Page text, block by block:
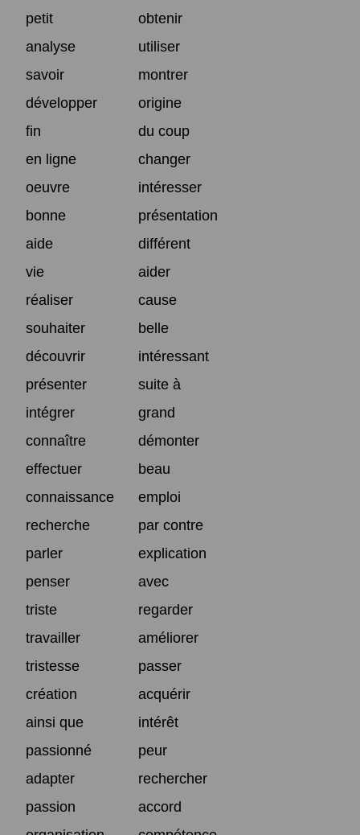
petit
obtenir
analyse
utiliser
savoir
montrer
développer
origine
fin
du coup
en ligne
changer
oeuvre
intéresser
bonne
présentation
aide
différent
vie
aider
réaliser
cause
souhaiter
belle
découvrir
intéressant
présenter
suite à
intégrer
grand
connaître
démonter
effectuer
beau
connaissance
emploi
recherche
par contre
parler
explication
penser
avec
triste
regarder
travailler
améliorer
tristesse
passer
création
acquérir
ainsi que
intérêt
passionné
peur
adapter
rechercher
passion
accord